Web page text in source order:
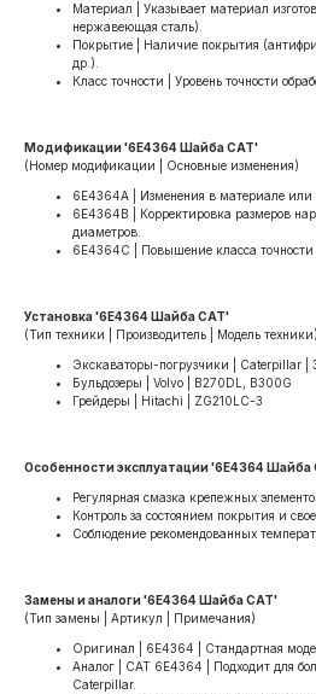
Материал | Указывает материал
нержавеющая сталь).
Покрытие | Наличие покрытия
др.).
Класс точности | Уровень точности
Модификации '6E4364 Шайба CAT'
(Номер модификации | Основные изменения)
6E4364A | Изменения в материале
6E4364B | Корректировка размеров
диаметров.
6E4364C | Повышение класса точности
Установка '6E4364 Шайба CAT'
(Тип техники | Производитель | Модель техники)
Экскаваторы-погрузчики | Caterpillar |
Бульдозеры | Volvo | B270DL, B300G
Грейдеры | Hitachi | ZG210LC-3
Особенности эксплуатации '6E4364 Шайба
Регулярная смазка крепежных
Контроль за состоянием покрытия и
Соблюдение рекомендованных
Замены и аналоги '6E4364 Шайба CAT'
(Тип замены | Артикул | Примечания)
Оригинал | 6E4364 | Стандартная
Аналог | CAT 6E4364 | Подходит для
Caterpillar.